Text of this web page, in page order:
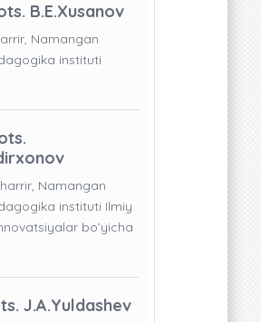
B.E.Xusanov
Namangan
instituti
Namangan
instituti Ilmiy
bo’yicha
J.A.Yuldashev